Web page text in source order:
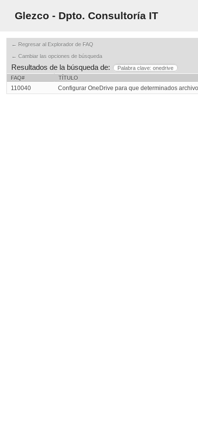
Glezco - Dpto. Consultoría IT
← Regresar al Explorador de FAQ
← Cambiar las opciones de búsqueda
Resultados de la búsqueda de:
Palabra clave: onedrive
FAQ#
TÍTULO
110040 Configurar OneDrive para que determinados